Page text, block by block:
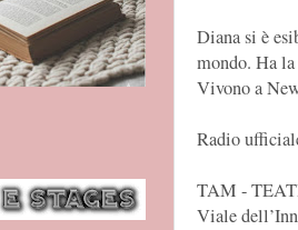
Diana si è
mondo. Ha
Vivono a
Radio
TAM -
Viale